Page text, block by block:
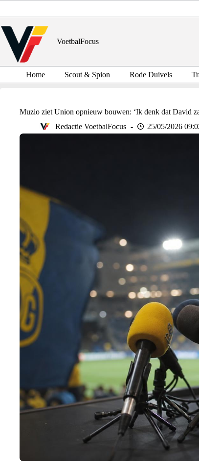
inhoud
VoetbalFocus
Home Scout & Spion Rode Duivels
Muzio ziet Union opnieuw bouwen: ‘Ik denk dat David
Redactie VoetbalFocus
25/05/2026